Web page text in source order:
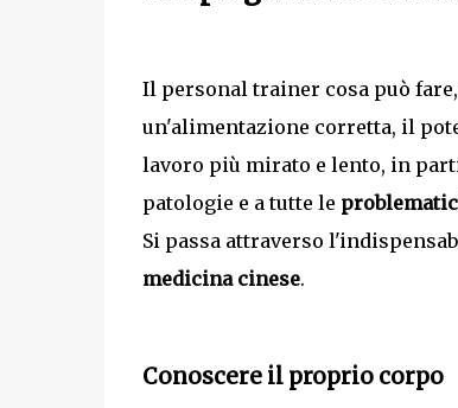
Il personal trainer cosa può
un'alimentazione corretta, il
lavoro più mirato e lento, in
patologie e a tutte le
Si passa attraverso
medicina cinese.
Conoscere il proprio corpo